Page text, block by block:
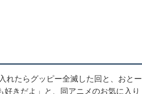
れたらグッピー全滅した回と、おとー
きだよ」と、同アニメのお気に入り